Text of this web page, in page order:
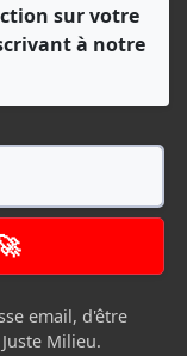
sur votre
à notre
email, d'être
Milieu.